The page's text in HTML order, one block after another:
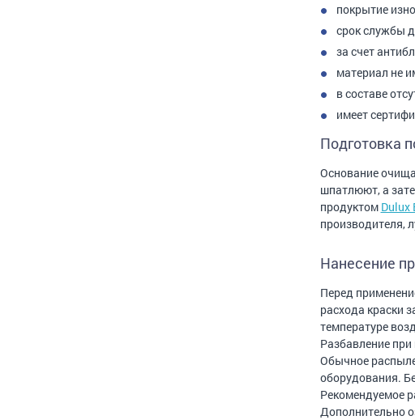
покрытие
срок службы
за счет
материал не
в составе
имеет
Подготовка
Основание
шпатлюют, а
продуктом Dulux
производителя,
Нанесение
Перед
расхода краски
температуре
Разбавление
Обычное
оборудования.
Рекомендуемое
Дополнительно